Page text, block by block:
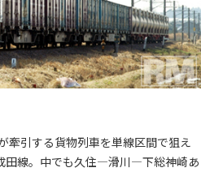
牽引する貨物列車を単線区間で狙え
田線。中でも久住―滑川―下総神崎あ